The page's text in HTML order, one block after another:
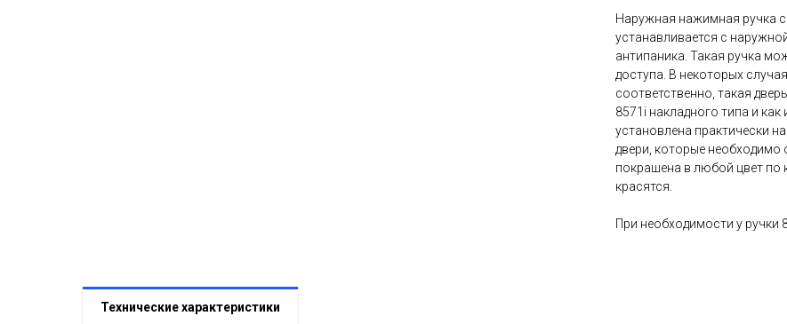
Наружная нажимная ручка
устанавливается с
антипаника. Такая ручка
доступа. В некоторых
соответственно, такая
8571i накладного типа и
установлена практически
двери, которые необходимо
покрашена в любой цвет по
красятся.
При необходимости у
Технические характеристики